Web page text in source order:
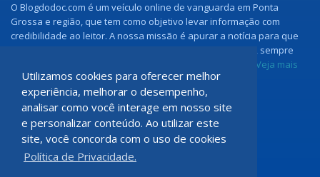
Utilizamos cookies para oferecer melhor
experiência, melhorar o desempenho,
analisar como você interage em nosso site
e personalizar conteúdo. Ao utilizar este
site, você concorda com o uso de cookies
Política de Privacidade.
O Blogdodoc.com é um veículo online de vanguarda em Ponta
Grossa e região, que tem como objetivo levar informação com
credibilidade ao leitor. A nossa missão é apurar a notícia para que
nossos leitores tenham acesso aos fatos como eles são, sempre
Veja mais
Grupo Doc.com
Rua Rio de Janeiro, 150 - Sala 102
CEP: 84070-060 - Nova Rússia
Ponta Grossa \ PR